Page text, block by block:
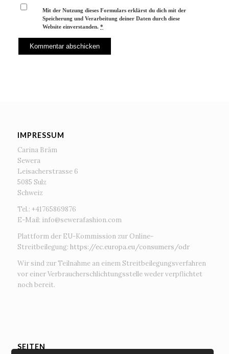
Mit der Nutzung dieses Formulars erklärst du dich mit der
Speicherung und Verarbeitung deiner Daten durch diese
Website einverstanden.*
IMPRESSUM
Carina Bräm
Sewera
Leisacherstrasse 6
5085 Sulz
Schweiz
Tel.: +41765869876
E-Mail: info@sewerafashion.com
Plattform der EU-Kommission zur Online-
Streitbeilegung: https://ec.europa.eu/consumers/odr
Wir sind zur Teilnahme an einem Streitbeilegungsverfahren
vor einer Verbraucherschlichtungsstelle weder verpflichtet
noch bereit.
SEITEN